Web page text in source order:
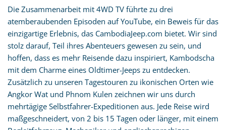
Die Zusammenarbeit mit 4WD TV führte zu drei
atemberaubenden Episoden auf YouTube, ein Beweis für das
einzigartige Erlebnis, das CambodiaJeep.com bietet. Wir sind
stolz darauf, Teil ihres Abenteuers gewesen zu sein, und
hoffen, dass es mehr Reisende dazu inspiriert, Kambodscha
mit dem Charme eines Oldtimer-Jeeps zu entdecken.
Zusätzlich zu unseren Tagestouren zu ikonischen Orten wie
Angkor Wat und Phnom Kulen zeichnen wir uns durch
mehrtägige Selbstfahrer-Expeditionen aus. Jede Reise wird
maßgeschneidert, von 2 bis 15 Tagen oder länger, mit einem